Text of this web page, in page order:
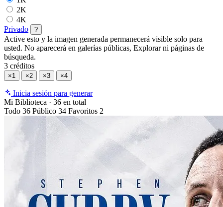
2K
4K
Privado
?
Active esto y la imagen generada permanecerá visible solo para
usted. No aparecerá en galerías públicas, Explorar ni páginas de
búsqueda.
3 créditos
×1 ×2 ×3 ×4
Inicia sesión para generar
Mi Biblioteca · 36 en total
Todo 36 Público 34 Favoritos 2